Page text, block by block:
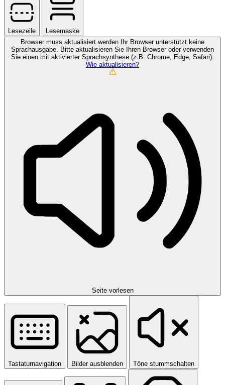
Lesezeile
Lesemaske
Browser muss aktualisiert werden
Ihr Browser unterstützt keine
Sprachausgabe. Bitte aktualisieren Sie Ihren Browser oder verwenden
Sie einen mit aktivierter Sprachsynthese (z.B. Chrome, Edge, Safari).
Wie aktualisieren?
Seite vorlesen
Tastaturnavigation Bilder ausblenden Töne stummschalten